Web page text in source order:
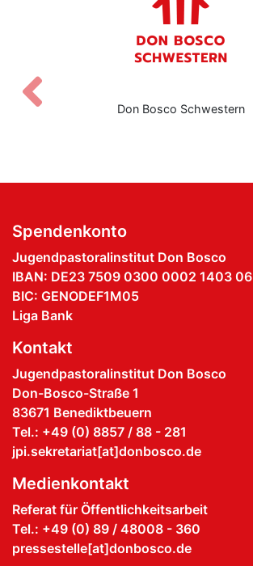
Don Bosco Schwestern
Zurück
Spendenkonto
Jugendpastoralinstitut Don Bosco
IBAN: DE23 7509 0300 0002 1403 06
BIC: GENODEF1M05
Liga Bank
Kontakt
Jugendpastoralinstitut Don Bosco
Don-Bosco-Straße 1
83671 Benediktbeuern
Tel.: +49 (0) 8857 / 88 - 281
jpi.sekretariat[at]donbosco.de
Medienkontakt
Referat für Öffentlichkeitsarbeit
Tel.: +49 (0) 89 / 48008 - 360
pressestelle[at]donbosco.de